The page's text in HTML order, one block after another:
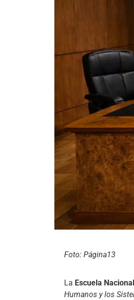
Foto: Página13
La Escuela
Humanos y los